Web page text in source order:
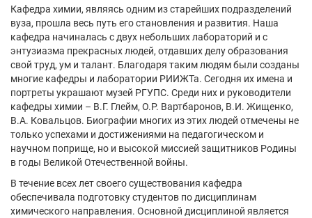
Кафедра химии, являясь одним из старейших подразделений
вуза, прошла весь путь его становления и развития. Наша
кафедра начиналась с двух небольших лабораторий и с
энтузиазма прекрасных людей, отдавших делу образования
свой труд, ум и талант. Благодаря таким людям были созданы
многие кафедры и лаборатории РИИЖТа. Сегодня их имена и
портреты украшают музей РГУПС. Среди них и руководители
кафедры химии – В.Г. Глейм, О.Р. Вартбаронов, В.И. Жищенко,
В.А. Ковальцов. Биографии многих из этих людей отмечены не
только успехами и достижениями на педагогическом и
научном поприще, но и высокой миссией защитников Родины
в годы Великой Отечественной войны.
В течение всех лет своего существования кафедра
обеспечивала подготовку студентов по дисциплинам
химического направления. Основной дисциплиной является